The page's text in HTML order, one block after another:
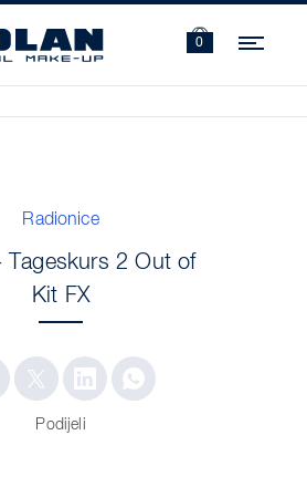
0
Radionice
Tageskurs 2 Out of
Kit FX
Podijeli